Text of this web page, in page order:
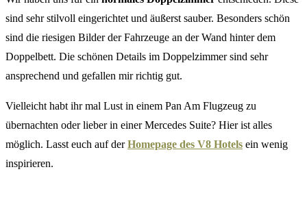
sind sehr stilvoll eingerichtet und äußerst sauber. Besonders schön
sind die riesigen Bilder der Fahrzeuge an der Wand hinter dem
Doppelbett. Die schönen Details im Doppelzimmer sind sehr
ansprechend und gefallen mir richtig gut.
Vielleicht habt ihr mal Lust in einem Pan Am Flugzeug zu
übernachten oder lieber in einer Mercedes Suite? Hier ist alles
möglich. Lasst euch auf derHomepage des V8 Hotels ein wenig
inspirieren.